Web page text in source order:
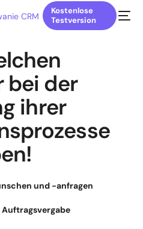
Kostenlose
Testversion
bei der
ihrer
und -anfragen